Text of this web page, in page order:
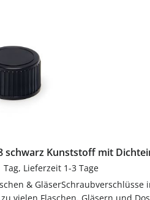
schwarz Kunststoff mit
Lieferzeit 1-3 Tage